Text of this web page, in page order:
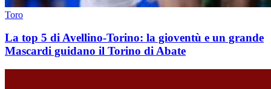
Toro
La top 5 di Avellino-Torino: la gioventù e un grande
Mascardi guidano il Torino di Abate